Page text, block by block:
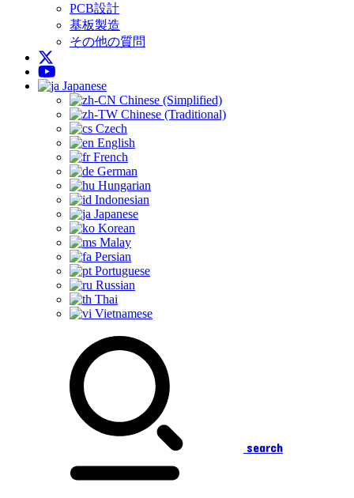
PCB設計
基板製造
その他の質問
Japanese
Chinese (Simplified)
Chinese (Traditional)
Czech
English
French
German
Hungarian
Indonesian
Japanese
Korean
Malay
Persian
Portuguese
Russian
Thai
Vietnamese
search